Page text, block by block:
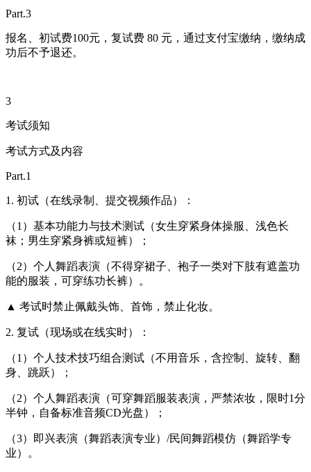
Part.3
报名、初试费100元，复试费 80 元，通过支付宝缴纳，缴纳成
功后不予退还。
3
考试须知
考试方式及内容
Part.1
1. 初试（在线录制、提交视频作品）：
（1）基本功能力与技术测试（女生穿紧身体操服、浅色长
袜；男生穿紧身裤或短裤）；
（2）个人舞蹈表演（不得穿裙子、袍子一类对下肢有遮盖功
能的服装，可穿练功长裤）。
▲ 考试时禁止佩戴头饰、首饰，禁止化妆。
2. 复试（现场或在线实时）：
（1）个人技术技巧组合测试（不用音乐，含控制、旋转、翻
身、跳跃）；
（2）个人舞蹈表演（可穿舞蹈服装表演，严禁浓妆，限时1分
半钟，自备标准音频CD光盘）；
（3）即兴表演（舞蹈表演专业）/民间舞蹈模仿（舞蹈学专
业）。